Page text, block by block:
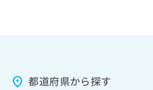
都道府県から探す